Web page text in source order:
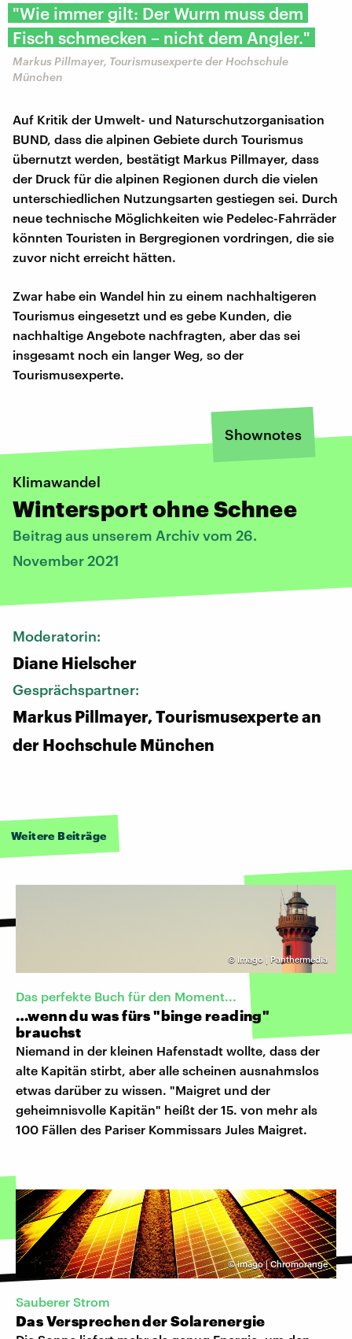
"Wie immer gilt: Der Wurm muss dem
Fisch schmecken – nicht dem Angler."
Markus Pillmayer, Tourismusexperte der Hochschule
München
Auf Kritik der Umwelt- und Naturschutzorganisation
BUND, dass die alpinen Gebiete durch Tourismus
übernutzt werden, bestätigt Markus Pillmayer, dass
der Druck für die alpinen Regionen durch die vielen
unterschiedlichen Nutzungsarten gestiegen sei. Durch
neue technische Möglichkeiten wie Pedelec-Fahrräder
könnten Touristen in Bergregionen vordringen, die sie
zuvor nicht erreicht hätten.
Zwar habe ein Wandel hin zu einem nachhaltigeren
Tourismus eingesetzt und es gebe Kunden, die
nachhaltige Angebote nachfragten, aber das sei
insgesamt noch ein langer Weg, so der
Tourismusexperte.
Shownotes
Klimawandel
Wintersport ohne Schnee
Beitrag aus unserem Archiv vom 26.
November 2021
Moderatorin:
Diane Hielscher
Gesprächspartner:
Markus Pillmayer, Tourismusexperte an
der Hochschule München
Weitere Beiträge
© Imago | Panthermedia
Das perfekte Buch für den Moment...
…wenn du was fürs "binge reading"
brauchst
Niemand in der kleinen Hafenstadt wollte, dass der
alte Kapitän stirbt, aber alle scheinen ausnahmslos
etwas darüber zu wissen. "Maigret und der
geheimnisvolle Kapitän" heißt der 15. von mehr als
100 Fällen des Pariser Kommissars Jules Maigret.
©imago | Chromorange
Sauberer Strom
Das Versprechen der Solarenergie